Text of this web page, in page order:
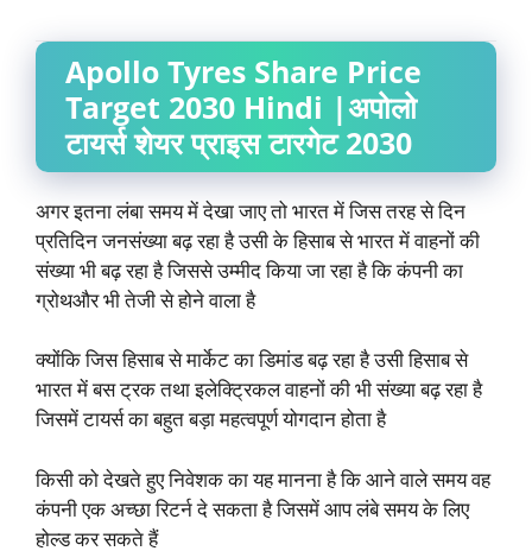
Apollo Tyres Share Price
Target 2030 Hindi |अपोलो
टायर्सशेयर प्राइस टारगेट 2030
अगर इतना लंबा समय में देखा जाए तो भारत में जिस तरह से दिन
प्रतिदिन जनसंख्या बढ़ रहा है उसी के हिसाब से भारत में वाहनों की
संख्या भी बढ़ रहा है जिससे उम्मीद किया जा रहा है कि कंपनी का
ग्रोथऔर भी तेजी से होने वाला है
क्योंकि जिस हिसाब से मार्केट का डिमांड बढ़ रहा है उसी हिसाब से
भारत में बस ट्रक तथा इलेक्ट्रिकल वाहनों की भी संख्या बढ़ रहा है
जिसमें टायर्स का बहुत बड़ा महत्वपूर्ण योगदान होता है
किसी को देखते हुए निवेशक का यह मानना है कि आने वाले समय वह
कंपनी एक अच्छा रिटर्न दे सकता है जिसमें आप लंबे समय के लिए
होल्ड कर सकते हैं